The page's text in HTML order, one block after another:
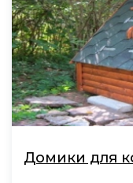
Домики для